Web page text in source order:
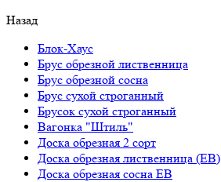
Назад
Блок-Хаус
Брус обрезной лиственница
Брус обрезной сосна
Брус сухой строганный
Брусок сухой строганный
Вагонка "Штиль"
Доска обрезная 2 сорт
Доска обрезная лиственница (ЕВ)
Доска обрезная сосна ЕВ